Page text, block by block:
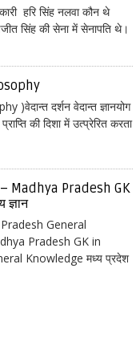
हरि सिंह नलवा कौन थे
सिंह की सेना में सेनापति थे।
)वेदान्त दर्शन वेदान्त ज्ञानयोग
की दिशा में उत्प्रेरित करता
Madhya Pradesh GK
General
Pradesh GK in
Knowledge मध्य प्रदेश